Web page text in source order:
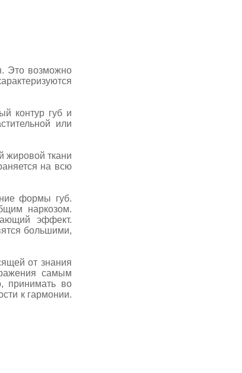
Это возможно
контур губ и
или
жировой ткани
на всю
формы губ.
наркозом.
эффект.
большими,
от знания
самым
принимать во
к гармонии.